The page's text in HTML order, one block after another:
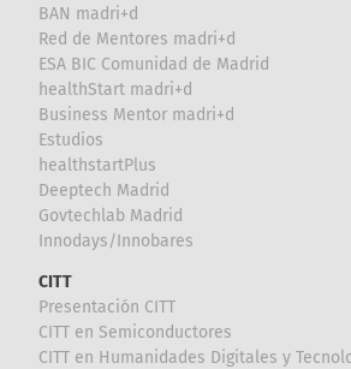
BAN madri+d
Red de Mentores madri+d
ESA BIC Comunidad de Madrid
healthStart madri+d
Business Mentor madri+d
Estudios
healthstartPlus
Deeptech Madrid
Govtechlab Madrid
Innodays/Innobares
CITT
Presentación CITT
CITT en Semiconductores
CITT en Humanidades Digitales y